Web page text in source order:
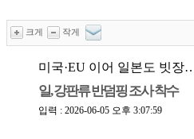
크게 작게
미국·EU 이어 일본도 빗장
일, 강판류 반덤핑 조사 착수
입력 : 2026-06-05 오후 3:07:59